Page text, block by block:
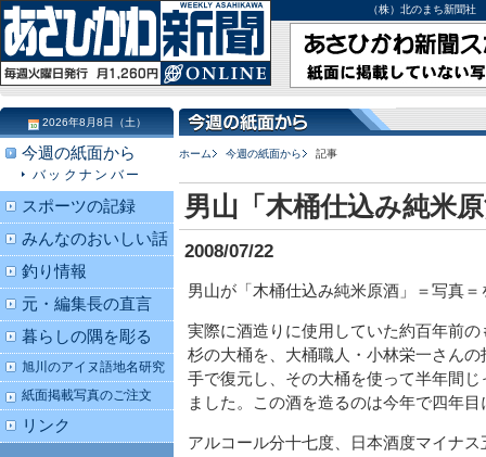
（株）北のまち新聞
ホーム 今週の紙面から 記事
男山「木桶仕込み純米
2008/07/22
男山が「木桶仕込み純米原酒」＝写真
実際に酒造りに使用していた約百年前
杉の大桶を、大桶職人・小林栄一さん
手で復元し、その大桶を使って半年間
ました。この酒を造るのは今年で四年
アルコール分十七度、日本酒度マイナ
2026年8月8日（土）
今週の紙面から
バックナンバー
スポーツの記録
みんなのおいしい話
釣り情報
元・編集長の直言
暮らしの隅を彫る
旭川のアイヌ語地名研究
紙面掲載写真のご注文
リンク